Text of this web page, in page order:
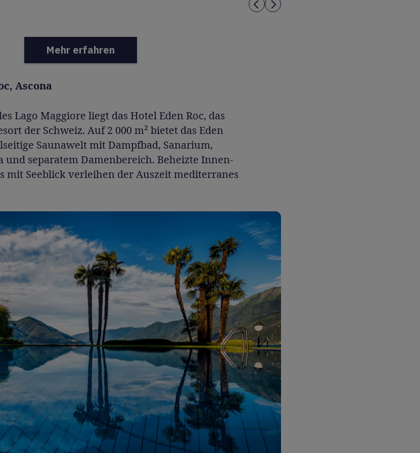
Mehr erfahren
Ascona
Lago Maggiore liegt das Hotel Eden Roc, das
der Schweiz. Auf 2 000 m² bietet das Eden
Saunawelt mit Dampfbad, Sanarium,
und separatem Damenbereich. Beheizte Innen-
mit Seeblick verleihen der Auszeit mediterranes